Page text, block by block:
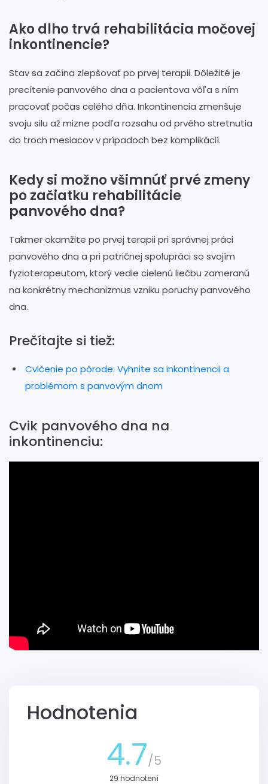
Ako dlho trvá rehabilitácia močovej
inkontinencie?
Stav sa začína zlepšovať po prvej terapii. Dôležité je
precítenie panvového dna a pacientova vôľa s ním
pracovať počas celého dňa. Inkontinencia zmenšuje
svoju silu až mizne podľa rozsahu od prvého stretnutia
do troch mesiacov v prípadoch bez komplikácií.
Kedy si možno všimnúť prvé zmeny
po začiatku rehabilitácie
panvového dna?
Takmer okamžite po prvej terapii pri správnej práci
panvového dna a pri patričnej spolupráci so svojím
fyzioterapeutom, ktorý vedie cielenú liečbu zameranú
na konkrétny mechanizmus vzniku poruchy panvového
dna.
Prečítajte si tiež:
Cvičenie po pôrode: Vyhnite sa inkontinencii a
problémom s panvovým dnom
Cvik panvového dna na
inkontinenciu:
Hodnotenia
4.7/5
29 hodnotení